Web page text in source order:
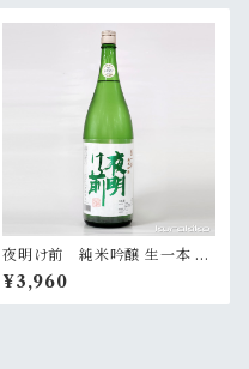
夜明け前 純米吟醸 生一本 18
00ml
¥3,960